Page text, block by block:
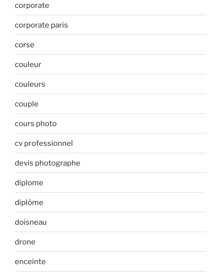
corporate
corporate paris
corse
couleur
couleurs
couple
cours photo
cv professionnel
devis photographe
diplome
diplôme
doisneau
drone
enceinte